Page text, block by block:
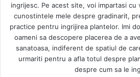
ingrijesc. Pe acest site, voi impartasi cu
cunostintele mele despre gradinarit,
practice pentru ingrijirea plantelor. Imi
oameni sa descopere placerea de a
sanatoasa, indiferent de spatiul de
urmariti pentru a afla totul despre
despre cum sa le